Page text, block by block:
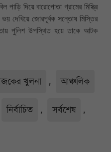
দিয়ে বারোপোতা গ্রামের মিস্ত্রি
ভয় দেখিয়ে জোরপূর্বক সন্তোষ মিস্তির
পুলিশ উপস্থিত হয়ে তাকে আটক
খুলনা , আঞ্চলিক
নির্বাচিত , সর্বশেষ ,